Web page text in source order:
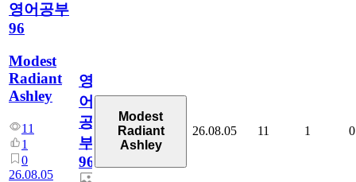
영어공부
96
Modest
Radiant
Ashley
11
1
0
26.08.05
영
어
공
부
96
Modest
Radiant
Ashley
26.08.05 11 1 0